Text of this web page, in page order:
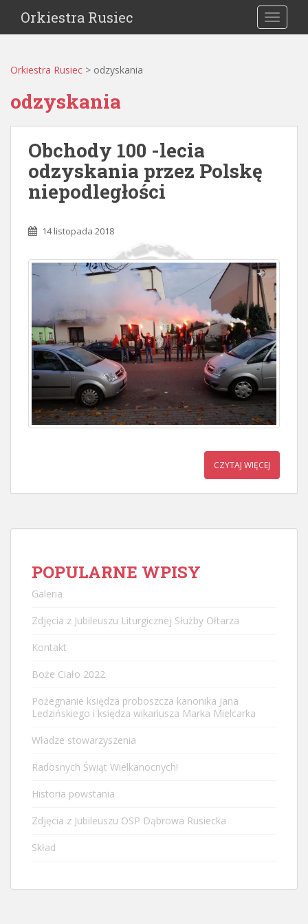
Orkiestra Rusiec
Orkiestra Rusiec > odzyskania
odzyskania
Obchody 100 -lecia
odzyskania przez Polskę
niepodległości
14 listopada 2018
CZYTAJ WIĘCEJ
POPULARNE WPISY
Galeria
Zdjęcia z Jubileuszu Liturgicznej Służby Ołtarza
Kontakt
Boże Ciało 2022
Pożegnanie księdza proboszcza kanonika Jana
Ledzińskiego i księdza wikariusza Marka Mielcarka
Władze stowarzyszenia
Radosnych Świąt Wielkanocnych!
Historia powstania
Zdjęcia z Jubileuszu OSP Dąbrowa Rusiecka
Skład